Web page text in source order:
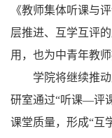
《教师集体听课与
层推进、互学互评
用，也为中青年教
学院将继续推
研室通过“听课—评
课堂质量，形成“互